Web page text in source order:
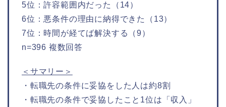
5位：許容範囲内だった（14）
6位：悪条件の理由に納得できた（13）
7位：時間が経てば解決する（9）
n=396 複数回答
＜サマリー＞
・転職先の条件に妥協をした人は約8割
・転職先の条件で妥協したこと1位は「収入」